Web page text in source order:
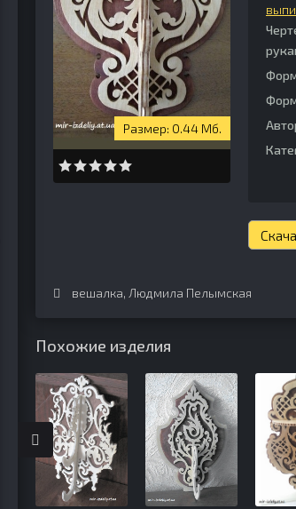
0.44 Мб.
вешалка, Людмила Пелымская
Похожие изделия